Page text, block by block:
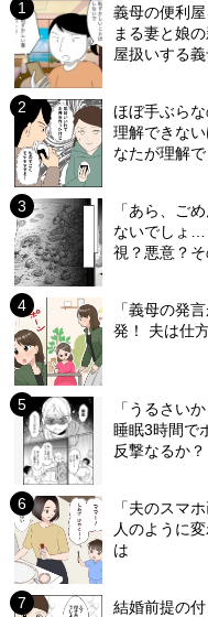
義母の便利
まる妻と娘
屋扱いする義
ほぼ手ぶら
理解できな
なたが理解で
「あら、ご
ないでしょ
視？悪意？
「義母の発
発！ 夫は仕
「うるさい
睡眠3時間で
反撃なるか？
「夫のスマ
人のように
は
結婚前提の